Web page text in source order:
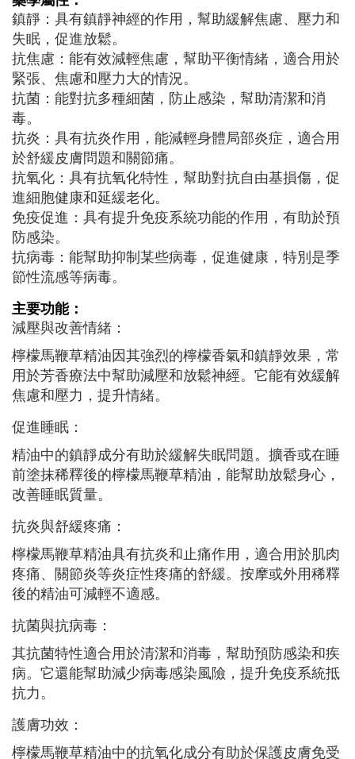
鎮靜：具有鎮靜神經的作用，幫助緩解焦慮、壓力和
失眠，促進放鬆。
抗焦慮：能有效減輕焦慮，幫助平衡情緒，適合用於
緊張、焦慮和壓力大的情況。
抗菌：能對抗多種細菌，防止感染，幫助清潔和消
毒。
抗炎：具有抗炎作用，能減輕身體局部炎症，適合用
於舒緩皮膚問題和關節痛。
抗氧化：具有抗氧化特性，幫助對抗自由基損傷，促
進細胞健康和延緩老化。
免疫促進：具有提升免疫系統功能的作用，有助於預
防感染。
抗病毒：能幫助抑制某些病毒，促進健康，特別是季
節性流感等病毒。
主要功能：
減壓與改善情緒：
檸檬馬鞭草精油因其強烈的檸檬香氣和鎮靜效果，常
用於芳香療法中幫助減壓和放鬆神經。它能有效緩解
焦慮和壓力，提升情緒。
促進睡眠：
精油中的鎮靜成分有助於緩解失眠問題。擴香或在睡
前塗抹稀釋後的檸檬馬鞭草精油，能幫助放鬆身心，
改善睡眠質量。
抗炎與舒緩疼痛：
檸檬馬鞭草精油具有抗炎和止痛作用，適合用於肌肉
疼痛、關節炎等炎症性疼痛的舒緩。按摩或外用稀釋
後的精油可減輕不適感。
抗菌與抗病毒：
其抗菌特性適合用於清潔和消毒，幫助預防感染和疾
病。它還能幫助減少病毒感染風險，提升免疫系統抵
抗力。
護膚功效：
檸檬馬鞭草精油中的抗氧化成分有助於保護皮膚免受